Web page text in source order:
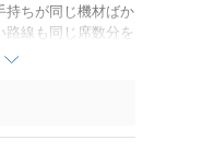
持ちが同じ機材ばか
路線も同じ席数分を
多い路線には大型
機材を当てるな
約の方が対応しや